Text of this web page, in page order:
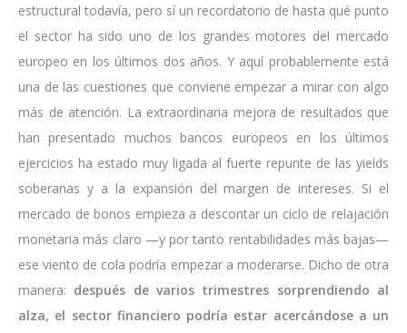
estructural todavía, pero sí un recordatorio de hasta qué punto
el sector ha sido uno de los grandes motores del mercado
europeo en los últimos dos años. Y aquí probablemente está
una de las cuestiones que conviene empezar a mirar con algo
más de atención. La extraordinaria mejora de resultados que
han presentado muchos bancos europeos en los últimos
ejercicios ha estado muy ligada al fuerte repunte de las yields
soberanas y a la expansión del margen de intereses. Si el
mercado de bonos empieza a descontar un ciclo de relajación
monetaria más claro —y por tanto rentabilidades más bajas—
ese viento de cola podría empezar a moderarse. Dicho de otra
manera: después de varios trimestres sorprendiendo al
alza, el sector financiero podría estar acercándose a un